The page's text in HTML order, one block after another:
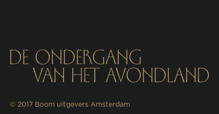
© 2017 Boom uitgevers Amsterdam